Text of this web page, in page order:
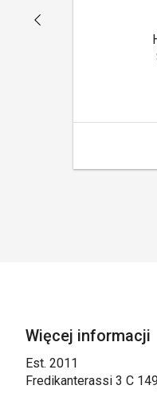
Więcej informacji
Est. 2011
Fredikanterassi 3 C